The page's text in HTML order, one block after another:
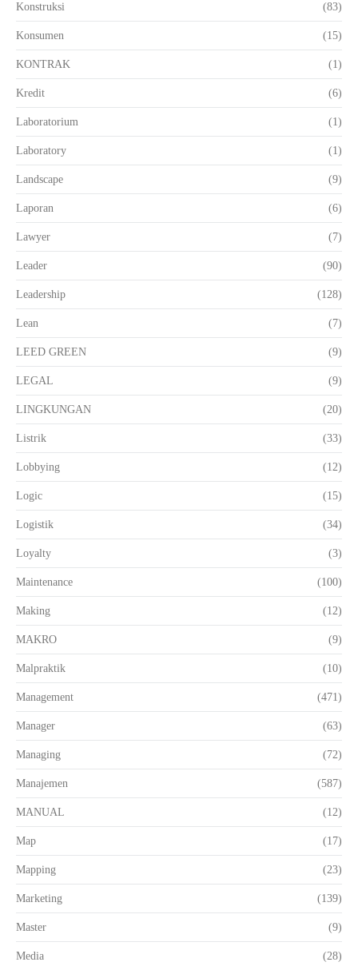
Konstruksi (83)
Konsumen (15)
KONTRAK (1)
Kredit (6)
Laboratorium (1)
Laboratory (1)
Landscape (9)
Laporan (6)
Lawyer (7)
Leader (90)
Leadership (128)
Lean (7)
LEED GREEN (9)
LEGAL (9)
LINGKUNGAN (20)
Listrik (33)
Lobbying (12)
Logic (15)
Logistik (34)
Loyalty (3)
Maintenance (100)
Making (12)
MAKRO (9)
Malpraktik (10)
Management (471)
Manager (63)
Managing (72)
Manajemen (587)
MANUAL (12)
Map (17)
Mapping (23)
Marketing (139)
Master (9)
Media (28)